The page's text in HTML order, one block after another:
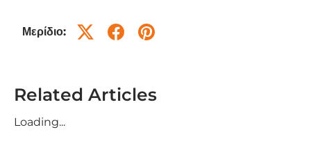
Μερίδιο:
Related Articles
Loading...